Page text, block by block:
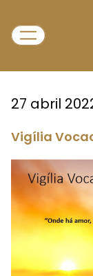
27 abril
Vigília